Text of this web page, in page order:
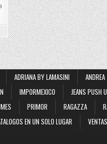
ADRIANA BY LAMASINI ANDREA
IMPORMEXICO JEANS PUSH
PRIMOR RAGAZZA
EN UN SOLO LUGAR